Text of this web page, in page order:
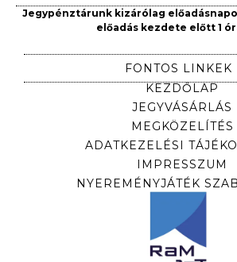
Jegypénztárunk kizárólag
előadás kezdete előtt 1
FONTOS LINKEK
KEZDŐLAP
JEGYVÁSÁRLÁS
MEGKÖZELÍTÉS
ADATKEZELÉSI
IMPRESSZUM
NYEREMÉNYJÁTÉK